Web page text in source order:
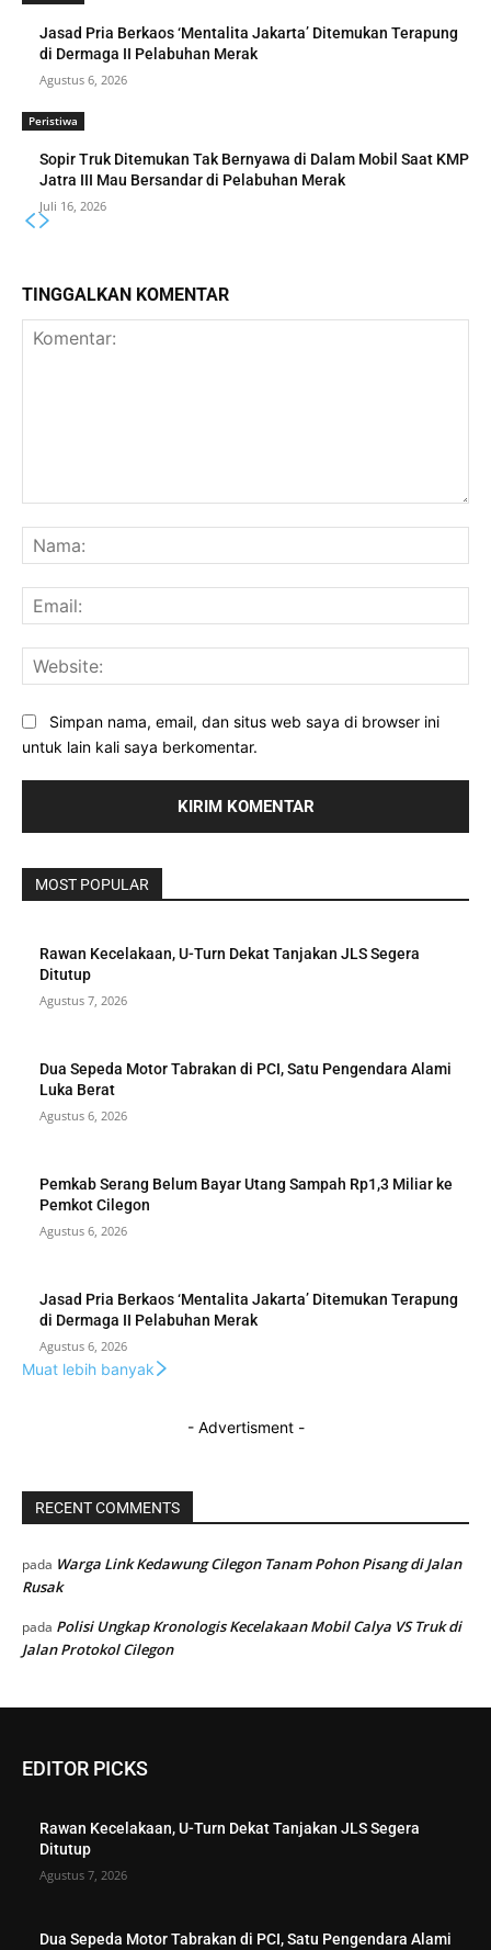
Jasad Pria Berkaos ‘Mentalita Jakarta’ Ditemukan Terapung
di Dermaga II Pelabuhan Merak
Agustus 6, 2026
Peristiwa
Sopir Truk Ditemukan Tak Bernyawa di Dalam Mobil Saat KMP
Jatra III Mau Bersandar di Pelabuhan Merak
Juli 16, 2026
TINGGALKAN KOMENTAR
Simpan nama, email, dan situs web saya di browser ini
untuk lain kali saya berkomentar.
MOST POPULAR
Rawan Kecelakaan, U-Turn Dekat Tanjakan JLS Segera
Ditutup
Agustus 7, 2026
Dua Sepeda Motor Tabrakan di PCI, Satu Pengendara Alami
Luka Berat
Agustus 6, 2026
Pemkab Serang Belum Bayar Utang Sampah Rp1,3 Miliar ke
Pemkot Cilegon
Agustus 6, 2026
Jasad Pria Berkaos ‘Mentalita Jakarta’ Ditemukan Terapung
di Dermaga II Pelabuhan Merak
Agustus 6, 2026
Muat lebih banyak
- Advertisment -
RECENT COMMENTS
pada Warga Link Kedawung Cilegon Tanam Pohon Pisang di Jalan
Rusak
pada Polisi Ungkap Kronologis Kecelakaan Mobil Calya VS Truk di
Jalan Protokol Cilegon
EDITOR PICKS
Rawan Kecelakaan, U-Turn Dekat Tanjakan JLS Segera
Ditutup
Agustus 7, 2026
Dua Sepeda Motor Tabrakan di PCI, Satu Pengendara Alami